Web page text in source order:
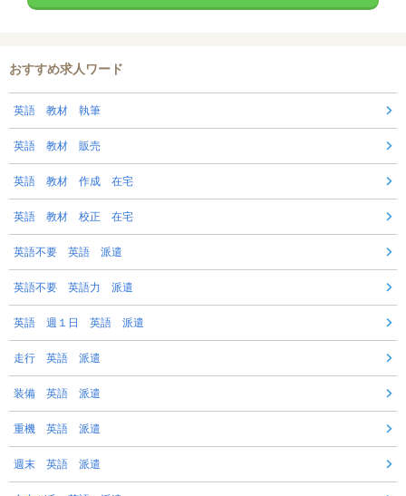
おすすめ求人ワード
英語 教材 執筆
英語 教材 販売
英語 教材 作成 在宅
英語 教材 校正 在宅
英語不要 英語 派遣
英語不要 英語力 派遣
英語 週１日 英語 派遣
走行 英語 派遣
装備 英語 派遣
重機 英語 派遣
週末 英語 派遣